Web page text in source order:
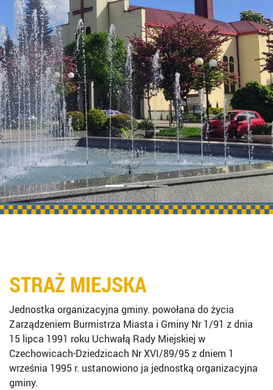
STRAŻ MIEJSKA
Jednostka organizacyjna gminy. powołana do życia
Zarządzeniem Burmistrza Miasta i Gminy Nr 1/91 z dnia
15 lipca 1991 roku Uchwałą Rady Miejskiej w
Czechowicach-Dziedzicach Nr XVI/89/95 z dniem 1
września 1995 r. ustanowiono ja jednostką organizacyjna
gminy.